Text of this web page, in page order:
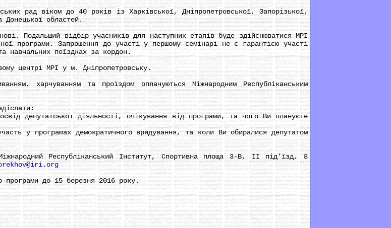
рад віком до 40 років із Харківської, Дніпропетровської, Запорізької,
Донецької областей.
Подальший відбір учасників для наступних етапів буде здійснюватися МРІ
програми. Запрошення до участі у першому семінарі не є гарантією участі
навчальних поїздках за кордон.
центрі МРІ у м. Дніпропетровську.
харчуванням та проїздом оплачуються Міжнародним Республіканським
депутатської діяльності, очікування від програми, та чого Ви плануєте
у програмах демократичного врядування, та коли Ви обиралися депутатом
Республіканський Інститут, Спортивна площа 3-В, ІІ під’їзд, 8
до 15 березня 2016 року.